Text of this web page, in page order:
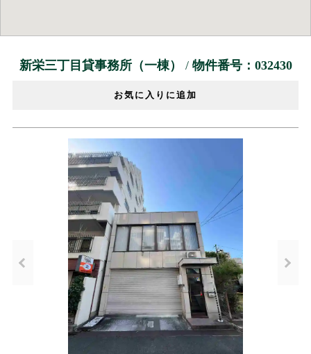
新栄三丁目貸事務所（一棟） / 物件番号：032430
お気に入りに追加